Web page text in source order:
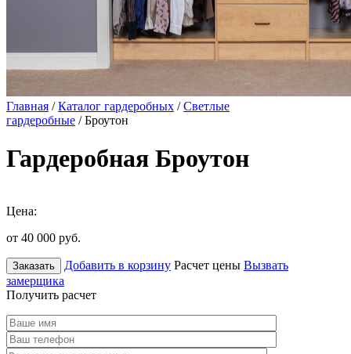
Главная /Каталог гардеробных /Светлые
гардеробные / Броутон
Гардеробная Броутон
Цена:
от 40 000 руб.
Заказать Добавить в корзину Расчет цены Вызвать
замерщика
Получить расчет